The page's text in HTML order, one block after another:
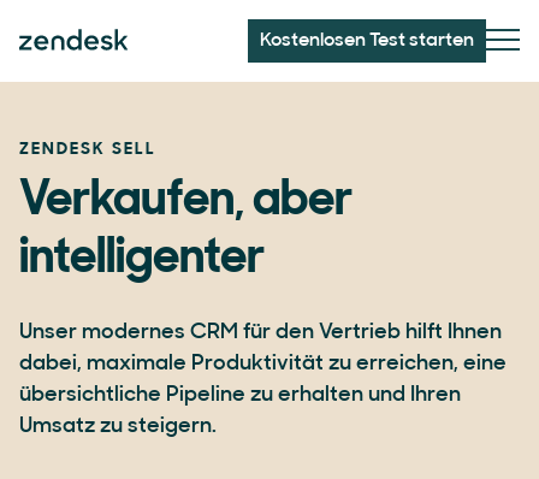
Kostenlosen Test starten
ZENDESK SELL
Verkaufen, aber
intelligenter
Unser modernes CRM für den Vertrieb hilft Ihnen
dabei, maximale Produktivität zu erreichen, eine
übersichtliche Pipeline zu erhalten und Ihren
Umsatz zu steigern.